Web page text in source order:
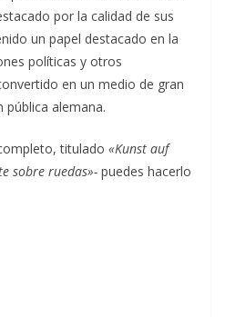
por la calidad de sus
un papel destacado en la
políticas y otros
en un medio de gran
pública alemana.
titulado «Kunst auf
sobre ruedas»- puedes hacerlo